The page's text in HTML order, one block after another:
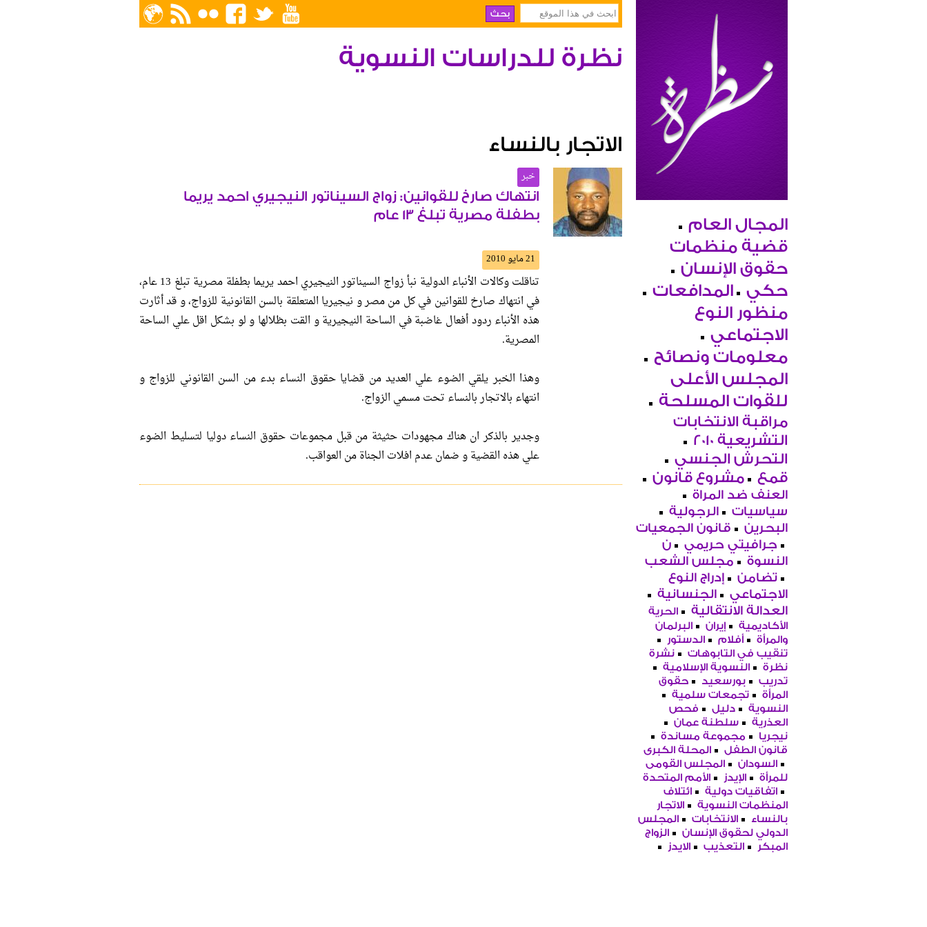
المجال العام
قضية منظمات
حقوق الإنسان
حكي
المدافعات
منظور النوع
الاجتماعي
معلومات ونصائح
المجلس الأعلى
للقوات المسلحة
مراقبة الانتخابات
التشريعية 2010
التحرش الجنسي
قمع
مشروع قانون
العنف ضد المراة
سياسيات
الرجولية
البحرين
قانون الجمعيات
جرافيتي حريمي
ن
النسوة
مجلس الشعب
تضامن
إدراج النوع
الاجتماعي
الجنسانية
العدالة الانتقالية
الحرية
الأكاديمية
إيران
البرلمان
والمرأة
أفلام
الدستور
تنقيب في التابوهات
نشرة
نظرة
النسوية الإسلامية
تدريب
بورسعيد
حقوق
المرأة
تجمعات سلمية
النسوية
دليل
فحص
العذرية
سلطنة عمان
نيجريا
مجموعة مساندة
قانون الطفل
المحلة الكبرى
السودان
المجلس القومى
للمرأة
الإيدز
الأمم المتحدة
اتفاقيات دولية
ائتلاف
المنظمات النسوية
الاتجار
بالنساء
الانتخابات
المجلس
الدولي لحقوق الإنسان
الزواج
المبكر
التعذيب الايدز
نظرة للدراسات النسوية
الاتجار بالنساء
خبر
انتهاك صارخ للقوانين: زواج السيناتور النيجيري احمد يريما
بطفلة مصرية تبلغ 13 عام
21 مايو 2010
تناقلت وكالات الأنباء الدولية نبأ زواج السيناتور النيجيري احمد يريما بطفلة مصرية تبلغ 13 عام،
في انتهاك صارخ للقوانين في كل من مصر و نيجيريا المتعلقة بالسن القانونية للزواج، و قد أثارت
هذه الأنباء ردود أفعال غاضبة في الساحة النيجيرية و القت بظلالها و لو بشكل اقل علي الساحة
المصرية.
وهذا الخبر يلقي الضوء علي العديد من قضايا حقوق النساء بدء من السن القانوني للزواج و
انتهاء بالاتجار بالنساء تحت مسمي الزواج.
وجدير بالذكر ان هناك مجهودات حثيثة من قبل مجموعات حقوق النساء دوليا لتسليط الضوء
علي هذه القضية و ضمان عدم افلات الجناة من العواقب.